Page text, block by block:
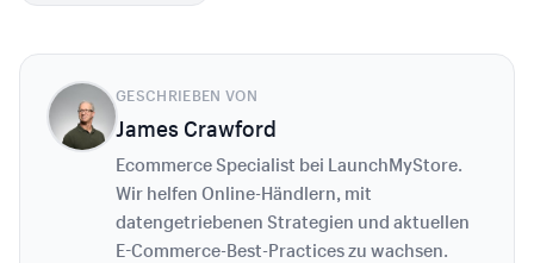
GESCHRIEBEN VON
James Crawford
Ecommerce Specialist bei LaunchMyStore.
Wir helfen Online-Händlern, mit
datengetriebenen Strategien und aktuellen
E-Commerce-Best-Practices zu wachsen.